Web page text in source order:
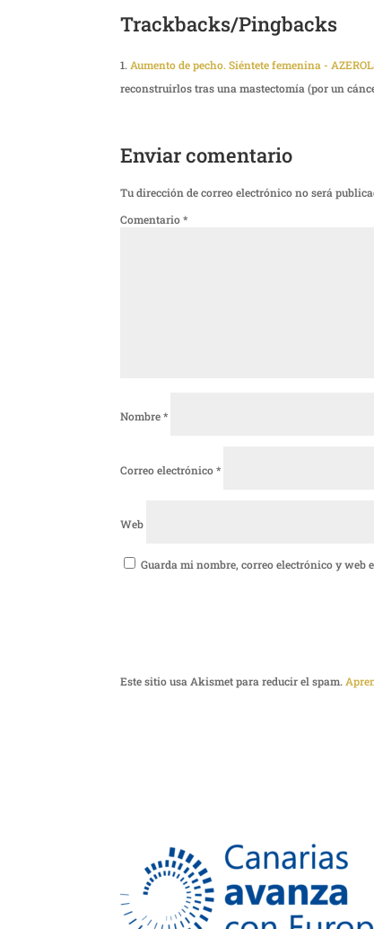
Trackbacks/Pingbacks
Aumento de pecho. Siéntete femenina -
reconstruirlos tras una mastectomía (por un
Enviar comentario
Tu dirección de correo electrónico no será
Comentario*
Nombre*
Correo electrónico*
Web
Guarda mi nombre, correo electrónico y web
Este sitio usa Akismet para reducir el spam.